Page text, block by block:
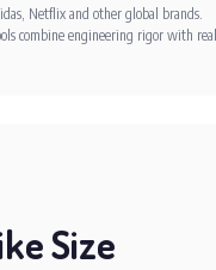
Netflix and other global brands.
combine engineering rigor with real
Size